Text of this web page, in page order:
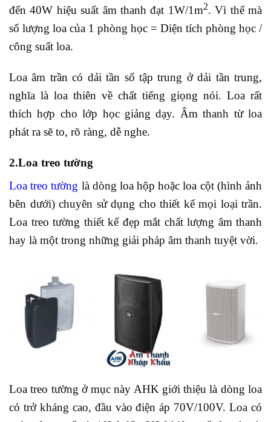
đến 40W hiệu suất âm thanh đạt 1W/1m2. Vì thế mà
số lượng loa của 1 phòng học = Diện tích phòng học /
công suất loa.
Loa âm trần có dải tần số tập trung ở dải tần trung,
nghĩa là loa thiên về chất tiếng giọng nói. Loa rất
thích hợp cho lớp học giảng dạy. Âm thanh từ loa
phát ra sẽ to, rõ ràng, dễ nghe.
2.Loa treo tường
Loa treo tường là dòng loa hộp hoặc loa cột (hình ảnh
bên dưới) chuyên sử dụng cho thiết kế mọi loại trần.
Loa treo tường thiết kế đẹp mắt chất lượng âm thanh
hay là một trong những giải pháp âm thanh tuyệt vời.
Loa treo tường ở mục này AHK giới thiệu là dòng loa
có trở kháng cao, đầu vào điện áp 70V/100V. Loa có